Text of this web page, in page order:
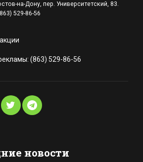
на-Дону, пер. Университетский, 83.
529-86-56
(863) 529-86-56
новости